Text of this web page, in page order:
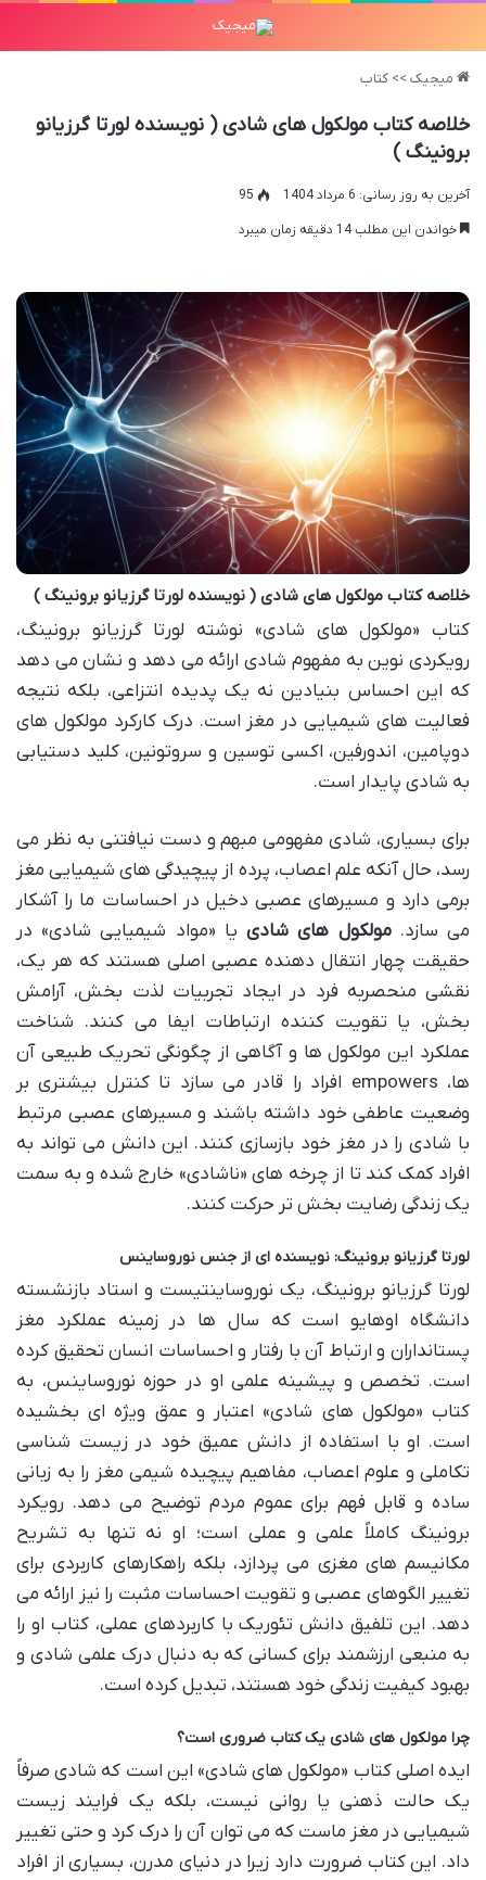
میجیک >> کتاب
خلاصه کتاب مولکول های شادی ( نویسنده لورتا گرزیانو
برونینگ )
آخرین به روز رسانی: 6 مرداد 1404
95
خواندن این مطلب 14 دقیقه زمان میبرد
خلاصه کتاب مولکول های شادی ( نویسنده لورتا گرزیانو برونینگ )
کتاب «مولکول های شادی» نوشته لورتا گرزیانو برونینگ،
رویکردی نوین به مفهوم شادی ارائه می دهد و نشان می دهد
که این احساس بنیادین نه یک پدیده انتزاعی، بلکه نتیجه
فعالیت های شیمیایی در مغز است. درک کارکرد مولکول های
دوپامین، اندورفین، اکسی توسین و سروتونین، کلید دستیابی
به شادی پایدار است.
برای بسیاری، شادی مفهومی مبهم و دست نیافتنی به نظر می
رسد، حال آنکه علم اعصاب، پرده از پیچیدگی های شیمیایی مغز
برمی دارد و مسیرهای عصبی دخیل در احساسات ما را آشکار
می سازد.مولکول های شادییا «مواد شیمیایی شادی» در
حقیقت چهار انتقال دهنده عصبی اصلی هستند که هر یک،
نقشی منحصربه فرد در ایجاد تجربیات لذت بخش، آرامش
بخش، یا تقویت کننده ارتباطات ایفا می کنند. شناخت
عملکرد این مولکول ها و آگاهی از چگونگی تحریک طبیعی آن
ها، empowers افراد را قادر می سازد تا کنترل بیشتری بر
وضعیت عاطفی خود داشته باشند و مسیرهای عصبی مرتبط
با شادی را در مغز خود بازسازی کنند. این دانش می تواند به
افراد کمک کند تا از چرخه های «ناشادی» خارج شده و به سمت
یک زندگی رضایت بخش تر حرکت کنند.
لورتا گرزیانو برونینگ: نویسنده ای از جنس نوروساینس
لورتا گرزیانو برونینگ، یک نوروساینتیست و استاد بازنشسته
دانشگاه اوهایو است که سال ها در زمینه عملکرد مغز
پستانداران و ارتباط آن با رفتار و احساسات انسان تحقیق کرده
است. تخصص و پیشینه علمی او در حوزه نوروساینس، به
کتاب «مولکول های شادی» اعتبار و عمق ویژه ای بخشیده
است. او با استفاده از دانش عمیق خود در زیست شناسی
تکاملی و علوم اعصاب، مفاهیم پیچیده شیمی مغز را به زبانی
ساده و قابل فهم برای عموم مردم توضیح می دهد. رویکرد
برونینگ کاملاً علمی و عملی است؛ او نه تنها به تشریح
مکانیسم های مغزی می پردازد، بلکه راهکارهای کاربردی برای
تغییر الگوهای عصبی و تقویت احساسات مثبت را نیز ارائه می
دهد. این تلفیق دانش تئوریک با کاربردهای عملی، کتاب او را
به منبعی ارزشمند برای کسانی که به دنبال درک علمی شادی و
بهبود کیفیت زندگی خود هستند، تبدیل کرده است.
چرا مولکول های شادی یک کتاب ضروری است؟
ایده اصلی کتاب «مولکول های شادی» این است که شادی صرفاً
یک حالت ذهنی یا روانی نیست، بلکه یک فرایند زیست
شیمیایی در مغز ماست که می توان آن را درک کرد و حتی تغییر
داد. این کتاب ضرورت دارد زیرا در دنیای مدرن، بسیاری از افراد